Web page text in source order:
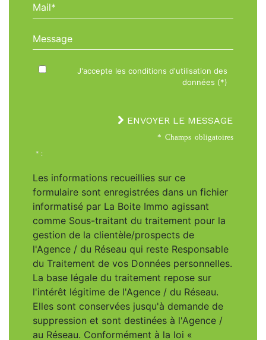
Mail*
Message
J'accepte les conditions d'utilisation des
données (*)
ENVOYER LE MESSAGE
* Champs obligatoires
* :
Les informations recueillies sur ce
formulaire sont enregistrées dans un fichier
informatisé par La Boite Immo agissant
comme Sous-traitant du traitement pour la
gestion de la clientèle/prospects de
l'Agence / du Réseau qui reste Responsable
du Traitement de vos Données personnelles.
La base légale du traitement repose sur
l'intérêt légitime de l'Agence / du Réseau.
Elles sont conservées jusqu'à demande de
suppression et sont destinées à l'Agence /
au Réseau. Conformément à la loi «